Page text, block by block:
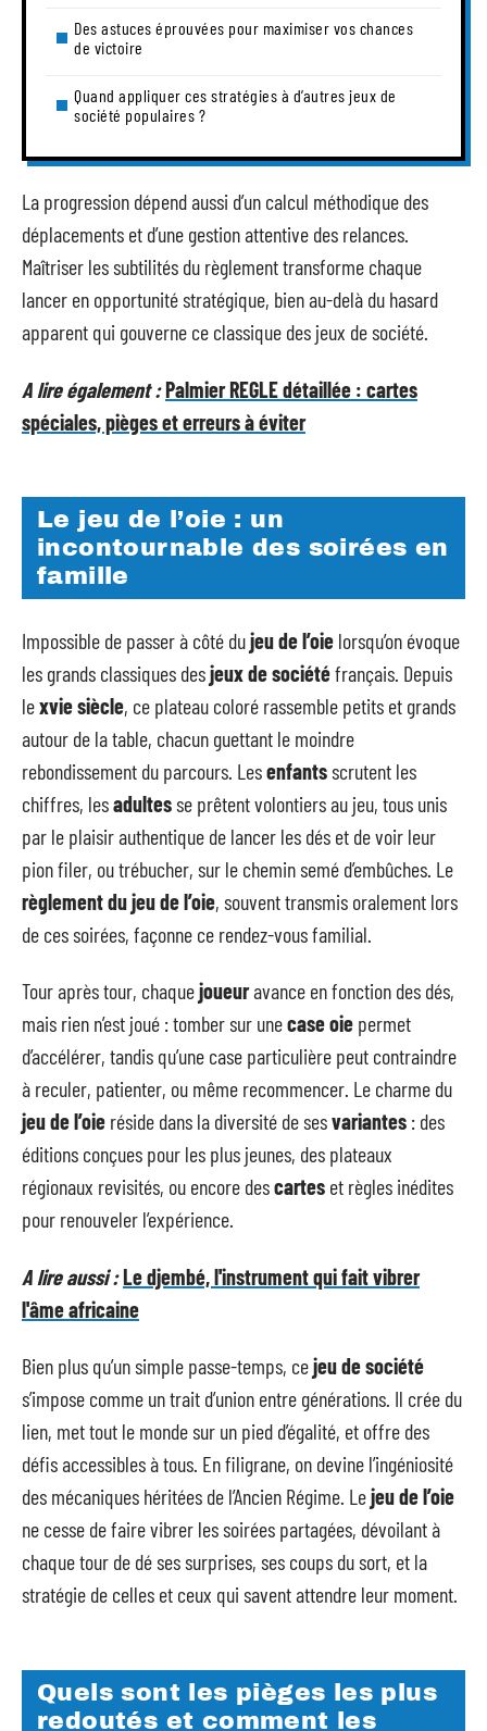
Des astuces éprouvées pour maximiser vos chances
de victoire
Quand appliquer ces stratégies à d’autres jeux de
société populaires ?
La progression dépend aussi d’un calcul méthodique des
déplacements et d’une gestion attentive des relances.
Maîtriser les subtilités du règlement transforme chaque
lancer en opportunité stratégique, bien au-delà du hasard
apparent qui gouverne ce classique des jeux de société.
A lire également :Palmier REGLE détaillée : cartes
spéciales, pièges et erreurs à éviter
Le jeu de l’oie : un
incontournable des soirées en
famille
Impossible de passer à côté dujeu de l’oie lorsqu’on évoque
les grands classiques desjeux de sociétéfrançais. Depuis
lexvie siècle, ce plateau coloré rassemble petits et grands
autour de la table, chacun guettant le moindre
rebondissement du parcours. Lesenfantsscrutent les
chiffres, lesadultesse prêtent volontiers au jeu, tous unis
par le plaisir authentique de lancer les dés et de voir leur
pion filer, ou trébucher, sur le chemin semé d’embûches. Le
règlement du jeu de l’oie, souvent transmis oralement lors
de ces soirées, façonne ce rendez-vous familial.
Tour après tour, chaquejoueuravance en fonction des dés,
mais rien n’est joué : tomber sur unecase oie permet
d’accélérer, tandis qu’une case particulière peut contraindre
à reculer, patienter, ou même recommencer. Le charme du
jeu de l’oie réside dans la diversité de sesvariantes : des
éditions conçues pour les plus jeunes, des plateaux
régionaux revisités, ou encore descartes et règles inédites
pour renouveler l’expérience.
A lire aussi :Le djembé, l'instrument qui fait vibrer
l'âme africaine
Bien plus qu’un simple passe-temps, cejeu de société
s’impose comme un trait d’union entre générations. Il crée du
lien, met tout le monde sur un pied d’égalité, et offre des
défis accessibles à tous. En filigrane, on devine l’ingéniosité
des mécaniques héritées de l’Ancien Régime. Lejeu de l’oie
ne cesse de faire vibrer les soirées partagées, dévoilant à
chaque tour de dé ses surprises, ses coups du sort, et la
stratégie de celles et ceux qui savent attendre leur moment.
Quels sont les pièges les plus
redoutés et comment les